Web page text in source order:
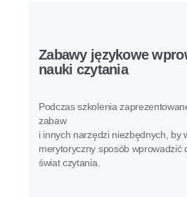
Zabawy językowe
nauki czytania
Podczas szkolenia
zabaw
i innych narzędzi niezbędnych, by
merytoryczny sposób wprowadzić
świat czytania.